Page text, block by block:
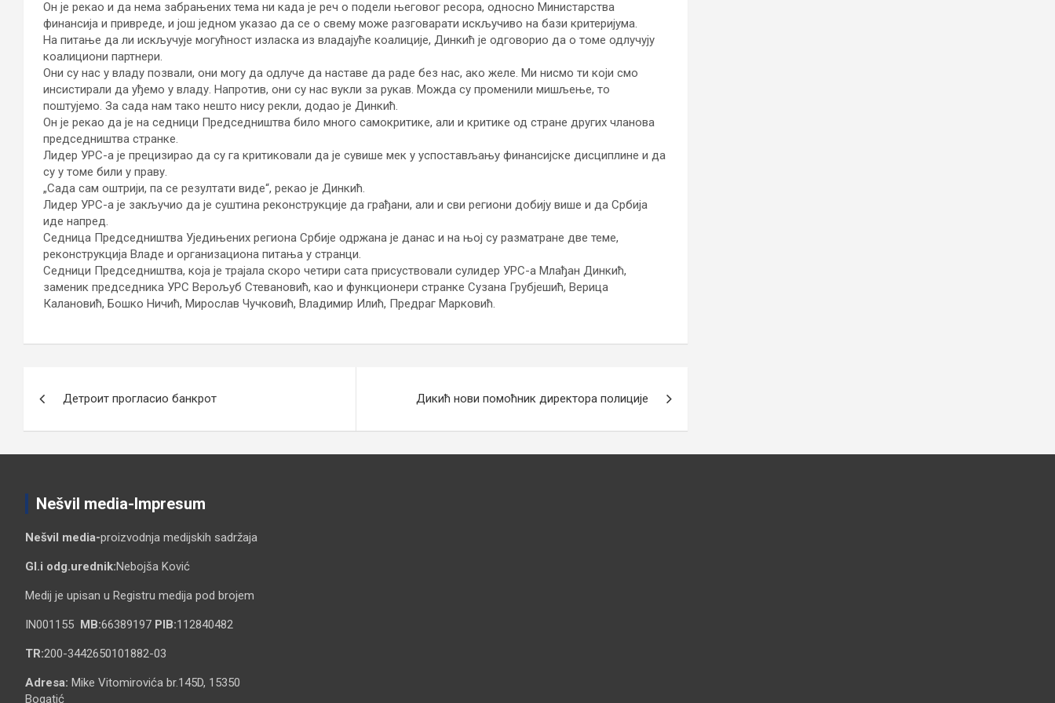
Он је рекао и да нема забрањених тема ни када је реч о подели његовог ресора, односно Министарства
финансија и привреде, и још једном указао да се о свему може разговарати искључиво на бази критеријума.
На питање да ли искључује могућност изласка из владајуће коалиције, Динкић је одговорио да о томе одлучују
коалициони партнери.
Они су нас у владу позвали, они могу да одлуче да наставе да раде без нас, ако желе. Ми нисмо ти који смо
инсистирали да уђемо у владу. Напротив, они су нас вукли за рукав. Можда су променили мишљење, то
поштујемо. За сада нам тако нешто нису рекли, додао је Динкић.
Он је рекао да је на седници Председништва било много самокритике, али и критике од стране других чланова
председништва странке.
Лидер УРС-а је прецизирао да су га критиковали да је сувише мек у успостављању финансијске дисциплине и да
су у томе били у праву.
„Сада сам оштрији, па се резултати виде“, рекао је Динкић.
Лидер УРС-а је закључио да је суштина реконструкције да грађани, али и сви региони добију више и да Србија
иде напред.
Седница Председништва Уједињених региона Србије одржана је данас и на њој су разматране две теме,
реконструкција Владе и организациона питања у странци.
Седници Председништва, која је трајала скоро четири сата присуствовали сулидер УРС-a Млађан Динкић,
заменик председника УРС Верољуб Стевановић, као и функционери странке Сузана Грубјешић, Верица
Калановић, Бошко Ничић, Мирослав Чучковић, Владимир Илић, Предраг Марковић.
чланка
Детроит прогласио банкрот Дикић нови помоћник директора полиције
Nešvil media-Impresum
Nešvil media-proizvodnja medijskih sadržaja
Gl.i odg.urednik:Nebojša Ković
Medij je upisan u Registru medija pod brojem
IN001155 MB:66389197 PIB:112840482
TR:200-3442650101882-03
Adresa: Mike Vitomirovića br.145D, 15350
Bogatić